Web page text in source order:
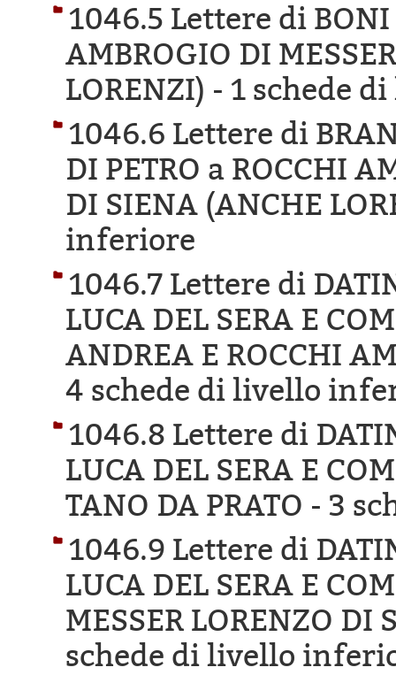
1046.5 Lettere di BONI
AMBROGIO DI
LORENZI) - 1 schede
1046.6 Lettere di
DI PETRO a ROCCHI
DI SIENA (ANCHE
inferiore
1046.7 Lettere di
LUCA DEL SERA E
ANDREA E ROCCHI
4 schede di livello
1046.8 Lettere di
LUCA DEL SERA E
TANO DA PRATO - 3
1046.9 Lettere di
LUCA DEL SERA E
MESSER LORENZO
schede di livello